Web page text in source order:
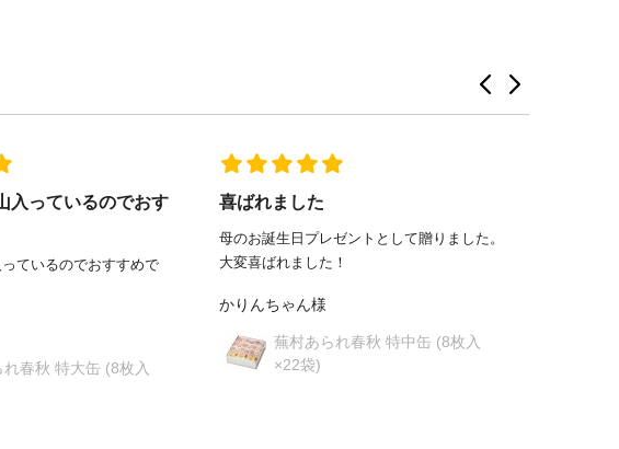
入っているのでおす
ているのでおすすめで
春秋 特大缶 (8枚入
喜ばれました
母のお誕生日プレゼントとして贈りました。
大変喜ばれました！
かりんちゃん様
蕪村あられ春秋 特中缶 (8枚入
×22袋)